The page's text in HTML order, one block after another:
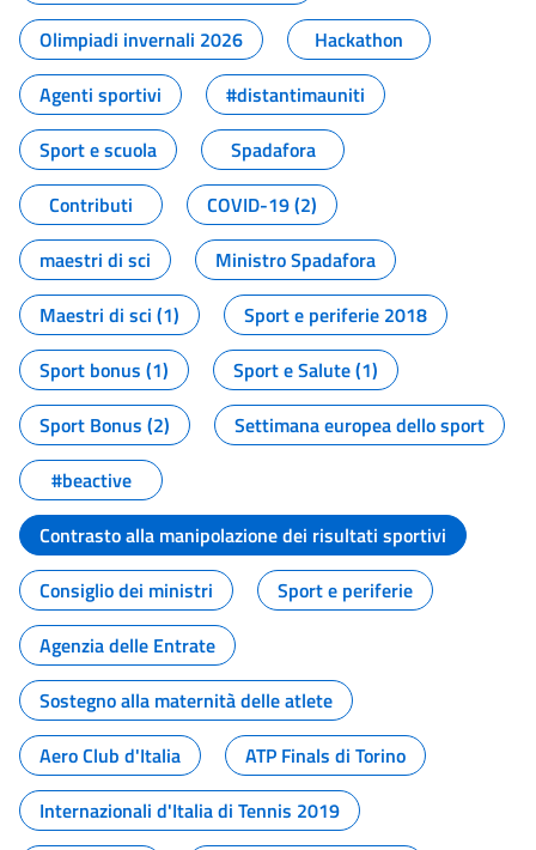
Olimpiadi invernali 2026
Hackathon
Agenti sportivi
#distantimauniti
Sport e scuola
Spadafora
Contributi
COVID-19 (2)
maestri di sci
Ministro Spadafora
Maestri di sci (1)
Sport e periferie 2018
Sport bonus (1)
Sport e Salute (1)
Sport Bonus (2)
Settimana europea dello sport
#beactive
Contrasto alla manipolazione dei risultati sportivi
Consiglio dei ministri
Sport e periferie
Agenzia delle Entrate
Sostegno alla maternità delle atlete
Aero Club d'Italia
ATP Finals di Torino
Internazionali d'Italia di Tennis 2019